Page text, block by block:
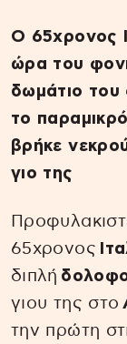
Ο 65χρονος
ώρα του
δωμάτιο του
το
βρήκε
γιο της
65χρονος
διπλή
γιου της στο
την πρώτη